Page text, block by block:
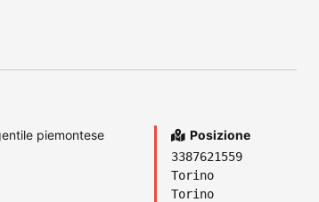
piemontese
Posizione
3387621559
Torino
Torino